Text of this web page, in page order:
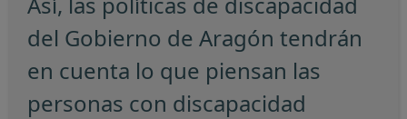
del Gobierno de Aragón tendrán
en cuenta lo que piensan las
personas con discapacidad